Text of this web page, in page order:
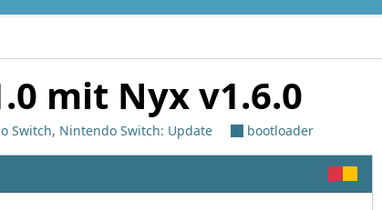
mit Nyx v1.6.0
Switch, Nintendo Switch: Update bootloader